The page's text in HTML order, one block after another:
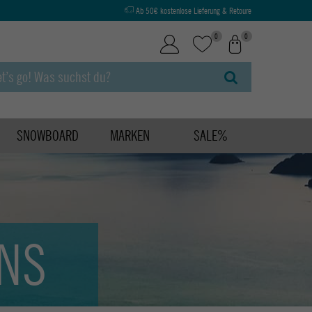
Ab 50€ kostenlose Lieferung & Retoure
0 0
SNOWBOARD MARKEN SALE%